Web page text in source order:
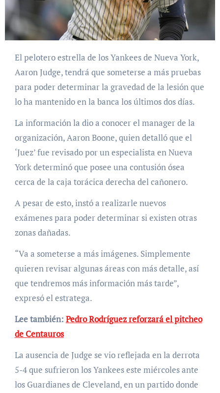
El pelotero estrella de los Yankees de Nueva York,
Aaron Judge, tendrá que someterse a más pruebas
para poder determinar la gravedad de la lesión que
lo ha mantenido en la banca los últimos dos días.
La información la dio a conocer el manager de la
organización, Aaron Boone, quien detalló que el
‘Juez’ fue revisado por un especialista en Nueva
York determinó que posee una contusión ósea
cerca de la caja torácica derecha del cañonero.
A pesar de esto, instó a realizarle nuevos
exámenes para poder determinar si existen otras
zonas dañadas.
“Va a someterse a más imágenes. Simplemente
quieren revisar algunas áreas con más detalle, así
que tendremos más información más tarde”,
expresó el estratega.
Lee también: Pedro Rodríguez reforzará el pitcheo
de Centauros
La ausencia de Judge se vio reflejada en la derrota
5-4 que sufrieron los Yankees este miércoles ante
los Guardianes de Cleveland, en un partido donde